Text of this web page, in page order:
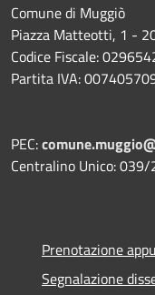
Comune di Muggiò
Piazza Matteotti, 1 -
Codice Fiscale:
Partita IVA:
PEC:
Centralino Unico: 039/
Prenotazione
Segnalazione